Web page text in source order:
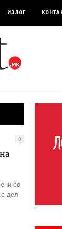
ИЗЛОГ
0
со
дел